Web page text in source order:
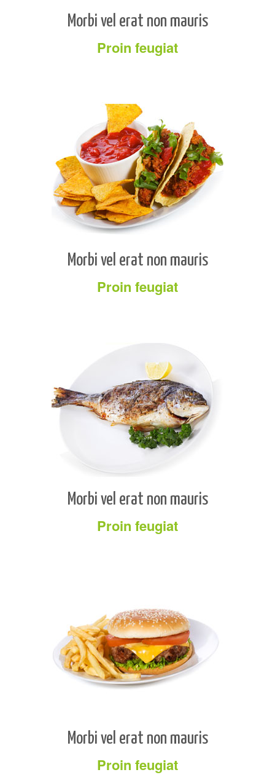
Morbi vel erat non mauris
Proin feugiat
Morbi vel erat non mauris
Proin feugiat
Morbi vel erat non mauris
Proin feugiat
Morbi vel erat non mauris
Proin feugiat